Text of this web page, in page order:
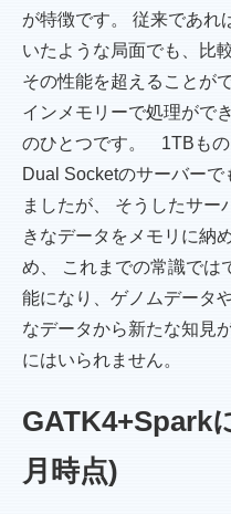
が特徴です。 従来であれ
いたような局面でも、比
その性能を超えることが
インメモリーで処理がで
のひとつです。 1TBも
Dual Socketのサーバーで
ましたが、 そうしたサー
きなデータをメモリに納
め、 これまでの常識では
能になり、ゲノムデータ
なデータから新たな知見
にはいられません。
GATK4+Spark
月時点)